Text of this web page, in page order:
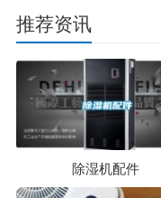
推荐资讯
除湿机配件